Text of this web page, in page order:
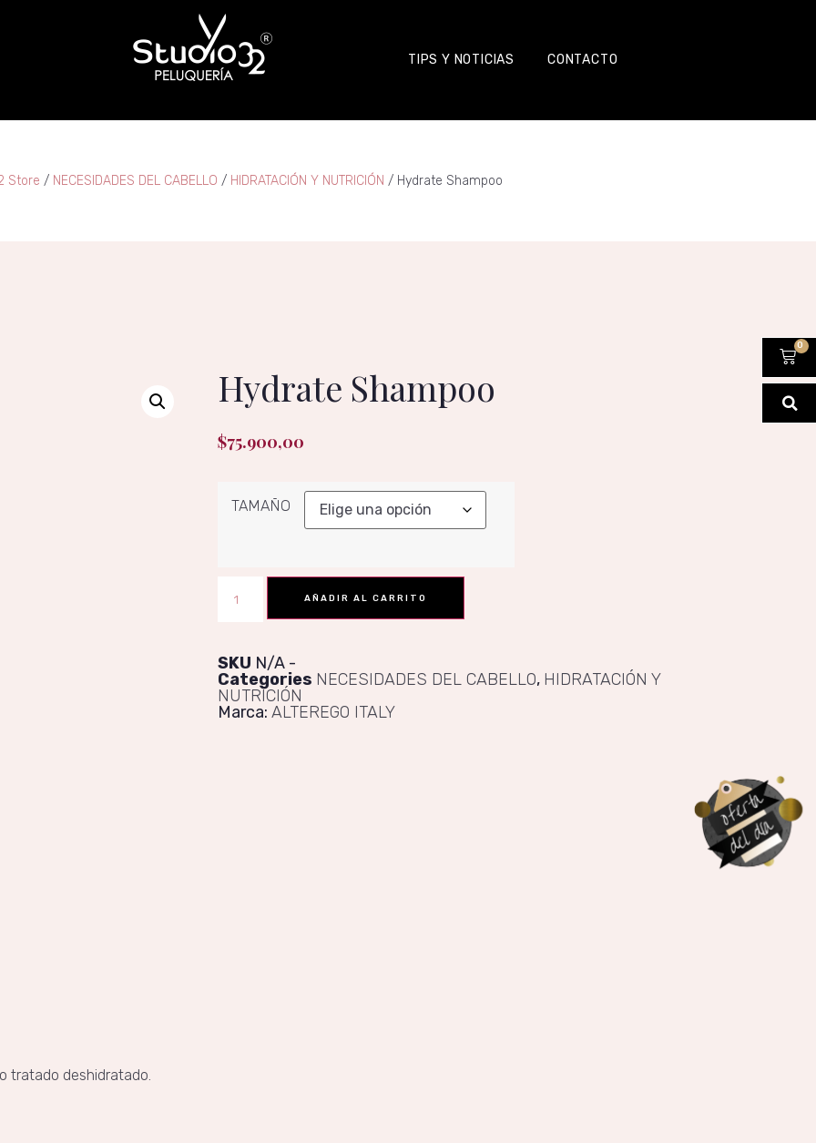
TIPS Y NOTICIAS CONTACTO
0
Store / NECESIDADES DEL CABELLO / HIDRATACIÓN Y NUTRICIÓN / Hydrate Shampoo
Hydrate Shampoo
$75.900,00
TAMAÑO
AÑADIR AL CARRITO
SKU N/A
Categories NECESIDADES DEL CABELLO, HIDRATACIÓN Y
NUTRICIÓN
Marca: ALTEREGO ITALY
tratado deshidratado.